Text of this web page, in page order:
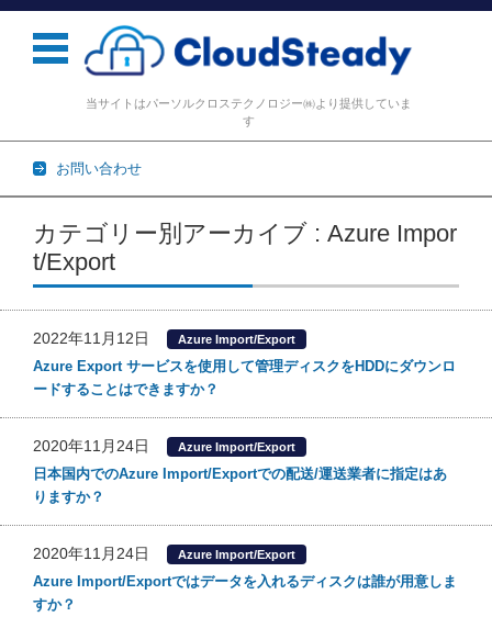
当サイトはパーソルクロステクノロジー㈱より提供していま
す
お問い合わせ
コンテンツに移動
カテゴリー別アーカイブ : Azure Impor
t/Export
2022年11月12日 Azure Import/Export
Azure Export サービスを使用して管理ディスクをHDDにダウンロ
ードすることはできますか？
2020年11月24日 Azure Import/Export
日本国内でのAzure Import/Exportでの配送/運送業者に指定はあ
りますか？
2020年11月24日 Azure Import/Export
Azure Import/Exportではデータを入れるディスクは誰が用意しま
すか？